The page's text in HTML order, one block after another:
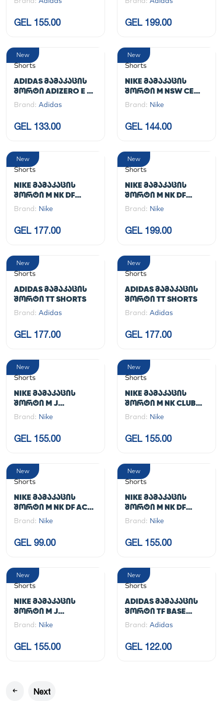
GEL 155.00 GEL 199.00
New
Shorts
ADIDAS ᲛᲐᲛᲐᲙᲐᲪᲘᲡ
ᲨᲝᲠᲢᲘ ADIZERO E S
TGT
Brand: Adidas
GEL 133.00
New
Shorts
NIKE ᲛᲐᲛᲐᲙᲐᲪᲘᲡ
ᲨᲝᲠᲢᲘ M NSW CE
SHORT WVN FLOW
Brand: Nike
GEL 144.00
New
Shorts
NIKE ᲛᲐᲛᲐᲙᲐᲪᲘᲡ
ᲨᲝᲠᲢᲘ M NK DF
STRIDE 5IN BF SHRT
Brand: Nike
GEL 177.00
New
Shorts
NIKE ᲛᲐᲛᲐᲙᲐᲪᲘᲡ
ᲨᲝᲠᲢᲘ M NK DF
STRIDE 7IN BF SHRT
Brand: Nike
GEL 199.00
New
Shorts
ADIDAS ᲛᲐᲛᲐᲙᲐᲪᲘᲡ
ᲨᲝᲠᲢᲘ TT SHORTS
Brand: Adidas
GEL 177.00
New
Shorts
ADIDAS ᲛᲐᲛᲐᲙᲐᲪᲘᲡ
ᲨᲝᲠᲢᲘ TT SHORTS
Brand: Adidas
GEL 177.00
New
Shorts
NIKE ᲛᲐᲛᲐᲙᲐᲪᲘᲡ
ᲨᲝᲠᲢᲘ M J
JUMPMAN FLC SHORT
Brand: Nike
GEL 155.00
New
Shorts
NIKE ᲛᲐᲛᲐᲙᲐᲪᲘᲡ
ᲨᲝᲠᲢᲘ M NK CLUB
SHORT WVN
Brand: Nike
GEL 155.00
New
Shorts
NIKE ᲛᲐᲛᲐᲙᲐᲪᲘᲡ
ᲨᲝᲠᲢᲘ M NK DF ACD+
SHORT GX HBR
Brand: Nike
GEL 99.00
New
Shorts
NIKE ᲛᲐᲛᲐᲙᲐᲪᲘᲡ
ᲨᲝᲠᲢᲘ M NK DF
CHALLENGER 5BF
Brand: Nike
GEL 155.00
New
Shorts
NIKE ᲛᲐᲛᲐᲙᲐᲪᲘᲡ
ᲨᲝᲠᲢᲘ M J
JUMPMAN FLC SHORT
Brand: Nike
GEL 155.00
New
Shorts
ADIDAS ᲛᲐᲛᲐᲙᲐᲪᲘᲡ
ᲨᲝᲠᲢᲘ TF BASE
SHORT T
Brand: Adidas
GEL 122.00
Next